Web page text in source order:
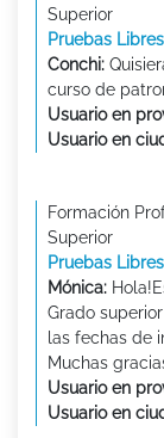
Superior
Pruebas
Conchi:
curso de
Usuario en
Usuario en
Formación
Superior
Pruebas
Mónica:
Grado
las fechas de
Muchas
Usuario en
Usuario en